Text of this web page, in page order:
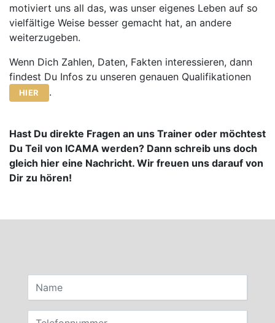
motiviert uns all das, was unser eigenes Leben auf so
vielfältige Weise besser gemacht hat, an andere
weiterzugeben.
Wenn Dich Zahlen, Daten, Fakten interessieren, dann
findest Du Infos zu unseren genauen Qualifikationen
HIER .
Hast Du direkte Fragen an uns Trainer oder möchtest
Du Teil von ICAMA werden? Dann schreib uns doch
gleich hier eine Nachricht. Wir freuen uns darauf von
Dir zu hören!